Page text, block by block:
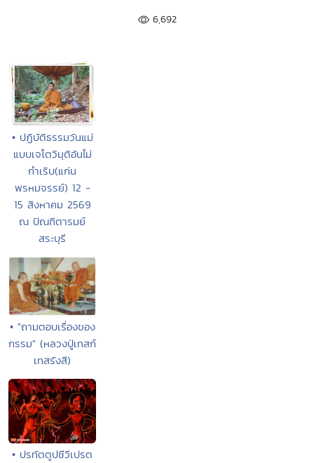
6,692
• ปฏิบัติธรรมวันแม่
แบบเจโตวิมุติอันไม่
กำเริบ(แก่น
พรหมจรรย์) 12 -
15 สิงหาคม 2569
ณ ปัณฑิตารมย์
สระบุรี
• "ถามตอบเรื่องของ
กรรม" (หลวงปู่เทสก์
เทสรังสี)
• ปรทัตตูปชีวีเปรต